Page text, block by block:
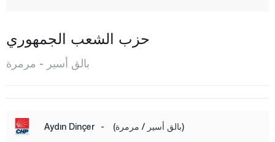
دورسون بيه
إيرديك
حزب الشعب الجمهوري
بالق أسير - مرمرة
Aydın Dinçer - (بالق أسير / مرمرة)